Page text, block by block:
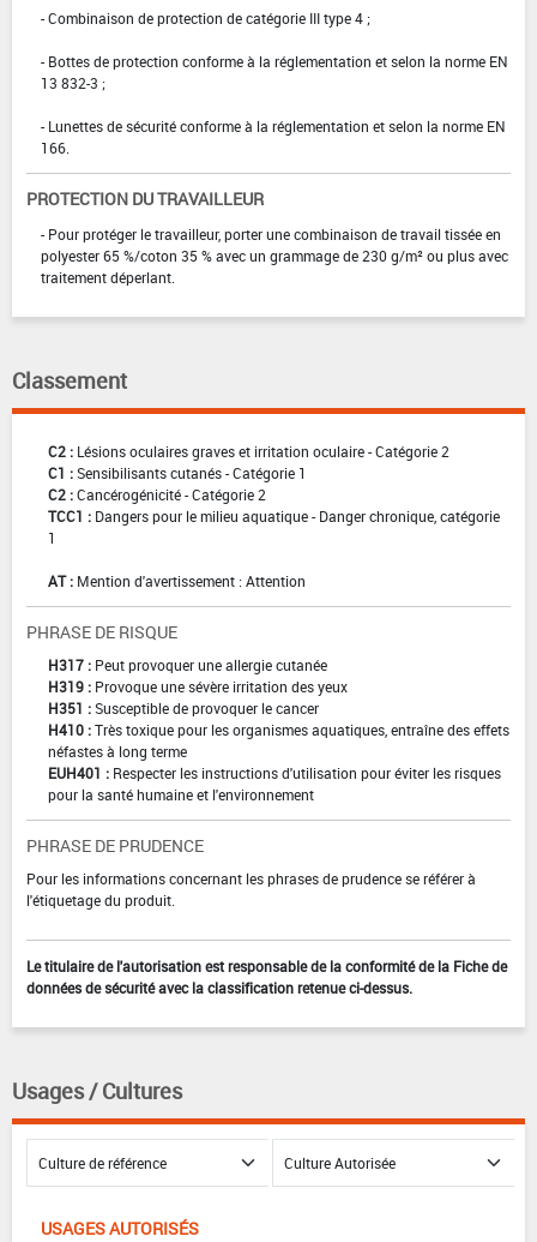
- Combinaison de protection de catégorie III type 4 ;
- Bottes de protection conforme à la réglementation et selon la norme EN
13 832-3 ;
- Lunettes de sécurité conforme à la réglementation et selon la norme EN
166.
PROTECTION DU TRAVAILLEUR
- Pour protéger le travailleur, porter une combinaison de travail tissée en
polyester 65 %/coton 35 % avec un grammage de 230 g/m² ou plus avec
traitement déperlant.
Classement
C2 : Lésions oculaires graves et irritation oculaire - Catégorie 2
C1 :Sensibilisants cutanés - Catégorie 1
C2 :Cancérogénicité - Catégorie 2
TCC1 : Dangers pour le milieu aquatique - Danger chronique, catégorie
1
AT : Mention d'avertissement : Attention
PHRASE DE RISQUE
H317 : Peut provoquer une allergie cutanée
H319 : Provoque une sévère irritation des yeux
H351 :Susceptible de provoquer le cancer
H410 :Très toxique pour les organismes aquatiques, entraîne des effets
néfastes à long terme
EUH401 : Respecter les instructions d'utilisation pour éviter les risques
pour la santé humaine et l'environnement
PHRASE DE PRUDENCE
Pour les informations concernant les phrases de prudence se référer à
l'étiquetage du produit.
Le titulaire de l'autorisation est responsable de la conformité de la Fiche de
données de sécurité avec la classification retenue ci-dessus.
Usages / Cultures
USAGES AUTORISÉS